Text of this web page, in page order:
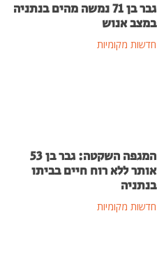
גבר בן 71 נמשה מהים בנתניה
במצב אנוש
חדשות מקומיות
המגפה השקטה: גבר בן 53
אותר ללא רוח חיים בביתו
בנתניה
חדשות מקומיות